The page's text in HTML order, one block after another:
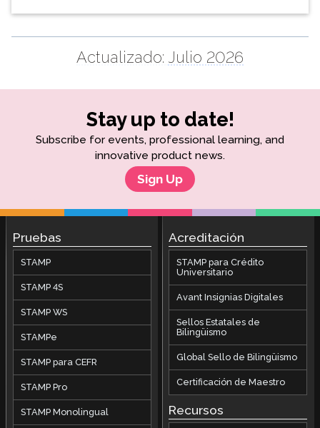
Actualizado: Julio 2026
Stay up to date!
Subscribe for events, professional learning, and
innovative product news.
Sign Up
Pruebas
STAMP
STAMP 4S
STAMP WS
STAMPe
STAMP para CEFR
STAMP Pro
STAMP Monolingual
Acreditación
STAMP para Crédito
Universitario
Avant Insignias Digitales
Sellos Estatales de
Bilingüismo
Global Sello de Bilingüismo
Certificación de Maestro
Recursos